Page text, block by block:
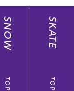
SNOW
TOP
SKATE
TOP